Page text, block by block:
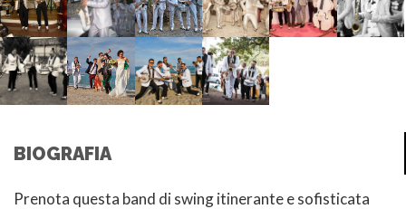
BIOGRAFIA
Prenota questa band di swing itinerante e sofisticata